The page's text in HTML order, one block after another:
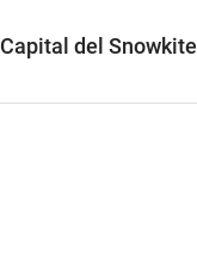
del Snowkite